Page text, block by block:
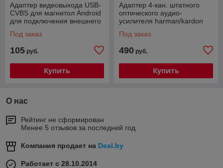
Адаптер видеовыхода USB-
CVBS для магнитол Android
для подключения внешнего
Под заказ
105 руб.
Купить
Адаптер 4-кан. штатного
оптического аудио-
усилителя harman/kardon
(Porsche Cayenne)
Под заказ
490 руб.
Купить
О нас
Рейтинг не сформирован
Менее 5 отзывов за последний год
Компания продает на Deal.by
Работает с 28.10.2014